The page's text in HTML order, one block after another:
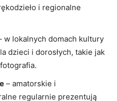
i regionalne
w lokalnych domach kultury
dzieci i dorosłych, takie jak
– amatorskie i
regularnie prezentują